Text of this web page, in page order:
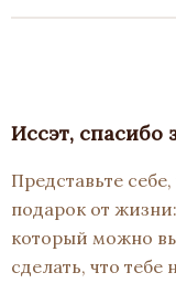
Иссэт, спасибо
Представьте
подарок от
который можно
сделать, что